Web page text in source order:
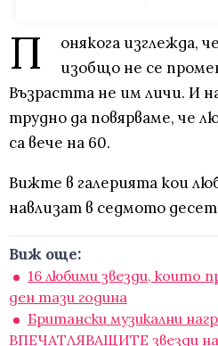
П
онякога изглежда,
изобщо не се
Възрастта не им личи. И
трудно да повярваме, че
са вече на 60.
Вижте в галерията кои
навлизат в седмото
Виж още:
16 любими звезди, които
ден тази година
Британски музикални
ВПЕЧАТЛЯВАЩИТЕ звезди на